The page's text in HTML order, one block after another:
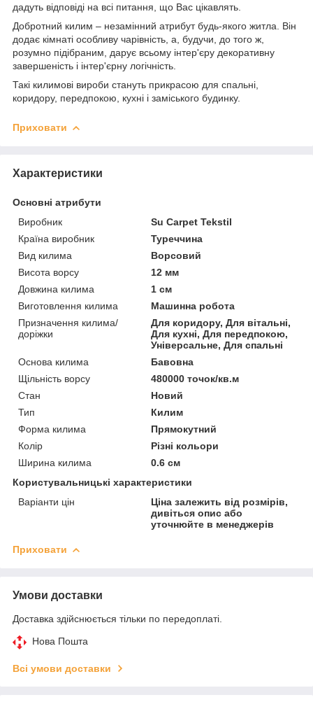
дадуть відповіді на всі питання, що Вас цікавлять.
Добротний килим – незамінний атрибут будь-якого житла. Він
додає кімнаті особливу чарівність, а, будучи, до того ж,
розумно підібраним, дарує всьому інтер'єру декоративну
завершеність і інтер'єрну логічність.
Такі килимові вироби стануть прикрасою для спальні,
коридору, передпокою, кухні і заміського будинку.
Приховати
Характеристики
Основні атрибути
Виробник
Su Carpet Tekstil
Країна виробник
Туреччина
Вид килима
Ворсовий
Висота ворсу
12 мм
Довжина килима
1 см
Виготовлення килима
Машинна робота
Призначення килима/
доріжки
Для коридору, Для вітальні,
Для кухні, Для передпокою,
Універсальне, Для спальні
Основа килима
Бавовна
Щільність ворсу
480000 точок/кв.м
Стан
Новий
Тип
Килим
Форма килима
Прямокутний
Колір
Різні кольори
Ширина килима
0.6 см
Користувальницькі характеристики
Варіанти цін
Ціна залежить від розмірів,
дивіться опис або
уточнюйте в менеджерів
Приховати
Умови доставки
Доставка здійснюється тільки по передоплаті.
Нова Пошта
Всі умови доставки